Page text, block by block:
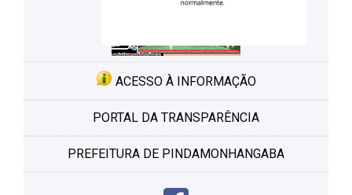
ACESSO À INFORMAÇÃO
PORTAL DA TRANSPARÊNCIA
PREFEITURA DE PINDAMONHANGABA